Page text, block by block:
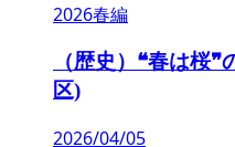
2026春編
（歴史）❝春は桜
区)
2026/04/05